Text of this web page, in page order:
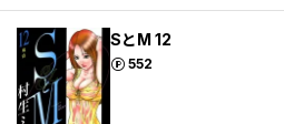
SとM 12
552
ポイント